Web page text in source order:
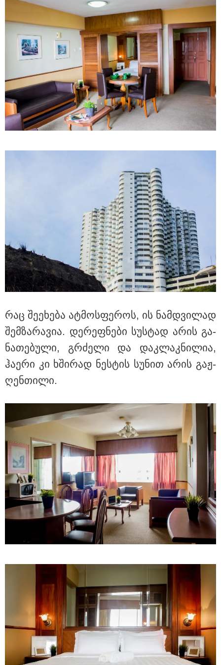
მნიშვნელოვანი ინფორმაცია
ოქროსფერი კანი და წვნიანი შიგთავსი: როგორ
მოვამზადოთ სწორად პრემიუმ ხარისხის სოსისი -
რჩევები "შეფმაისტერის" ტექნოლოგისგან
ლაიფციგის აეროპორტში უკრაინულ
თვითმფრინავთან ახლოს ასაფეთქებელი
მოწყობილობით აღჭურვილი დრონი
აღმოაჩინეს - რას წერს მედია
23:45 / 05-08-2026
ტრაგედია შოტლანდიაში - 35
წლის მამას 9 წლის
ქალიშვილის მკვლელობაში
ედება ბრალი
მსოფლიო ომის დროინდელი
ასობით ჭურვი აღმოაჩინეს -
"რიგრიგობით
ფეთქდებოდნენ..."
12:38 / 05-08-2026
იტალიაში ქალმა, ლატარიის
ბილეთი, რომელმაც 1 მლნ
მოიგო, შემთხვევით ნაგავში
რაც შე­ე­ხე­ბა ატ­მოს­ფე­როს, ის ნამ­დვი­ლად
შემ­ზა­რა­ვია. დე­რეფ­ნე­ბი სუს­ტად არის გა­
ნა­თე­ბუ­ლი, გრძე­ლი და დაკ­ლაკ­ნი­ლია,
ჰა­ე­რი კი ხში­რად ნეს­ტის სუ­ნით არის გაჟ­
ღენ­თი­ლი.